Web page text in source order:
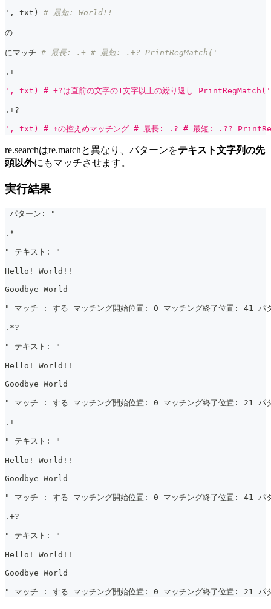
' , txt ) # 最短: World!!
の
にマッチ # 最長: .+ # 最短: .+? PrintRegMatch('
. +
', txt) # +?は直前の文字の1文字以上の繰り返し PrintRegMatch('
. +?
', txt) # ↑の控えめマッチング # 最長: .? # 最短: .??
re.searchはre.matchと異なり、パターンをテキスト文字列の先
頭以外にもマッチさせます。
実行結果
パターン: "
.*
" テキスト: "
Hello! World!!
Goodbye World
" マッチ : する マッチング開始位置: 0 マッチング終了位置: 41
.*?
" テキスト: "
Hello! World!!
Goodbye World
" マッチ : する マッチング開始位置: 0 マッチング終了位置: 21
.+
" テキスト: "
Hello! World!!
Goodbye World
" マッチ : する マッチング開始位置: 0 マッチング終了位置: 41
.+?
" テキスト: "
Hello! World!!
Goodbye World
" マッチ : する マッチング開始位置: 0 マッチング終了位置: 21